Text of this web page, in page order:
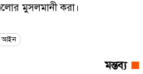
মুসলমানী করা।
আইন
মন্তব্য